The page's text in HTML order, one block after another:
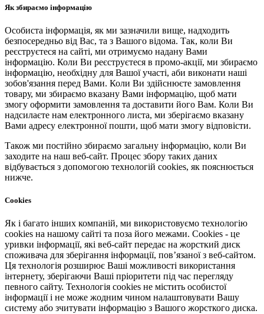
Як збираємо інформацію
Особиста інформація, як ми зазначили вище, надходить
безпосередньо від Вас, та з Вашого відома. Так, коли Ви
реєструєтеся на сайті, ми отримуємо надану Вами
інформацію. Коли Ви реєструєтеся в промо-акції, ми збираємо
інформацію, необхідну для Вашої участі, аби виконати наші
зобов'язання перед Вами. Коли Ви здійснюєте замовлення
товару, ми збираємо вказану Вами інформацію, щоб мати
змогу оформити замовлення та доставити його Вам. Коли Ви
надсилаєте нам електронного листа, ми зберігаємо вказану
Вами адресу електронної пошти, щоб мати змогу відповісти.
Також ми постійно збираємо загальну інформацію, коли Ви
заходите на наш веб-сайт. Процес збору таких даних
відбувається з допомогою технологій cookies, як пояснюється
нижче.
Cookies
Як і багато інших компаній, ми використовуємо технологію
cookies на нашому сайті та поза його межами. Cookies - це
уривки інформації, які веб-сайт передає на жорсткий диск
споживача для зберігання інформації, пов’язаної з веб-сайтом.
Ця технологія розширює Ваші можливості використання
інтернету, зберігаючи Ваші пріоритети під час перегляду
певного сайту. Технологія cookies не містить особистої
інформації і не може жодним чином налаштовувати Вашу
систему або зчитувати інформацію з Вашого жорсткого диска.